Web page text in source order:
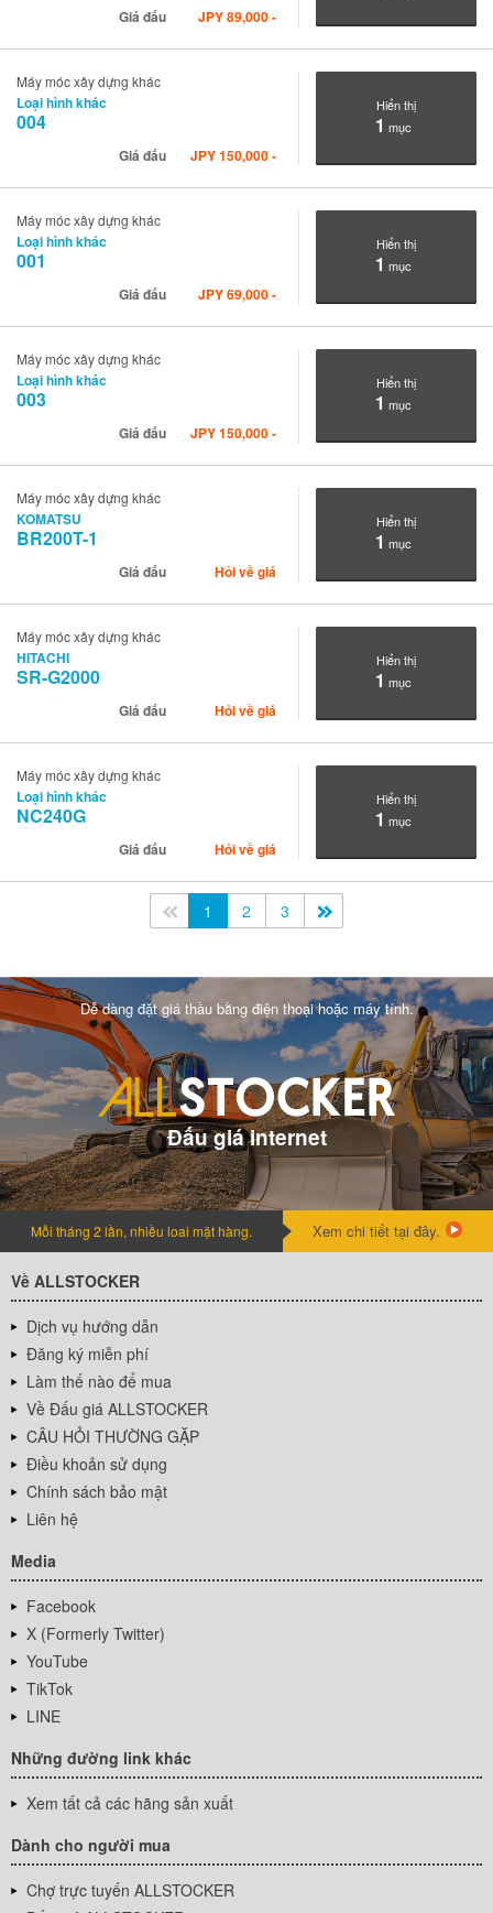
Giá đấu JPY89,000-
Máy móc xây dựng khác
Loại hình khác
004
Giá đấu JPY150,000-
Hiển thị
1 mục
Máy móc xây dựng khác
Loại hình khác
001
Giá đấu JPY69,000-
Hiển thị
1 mục
Máy móc xây dựng khác
Loại hình khác
003
Giá đấu JPY150,000-
Hiển thị
1 mục
Máy móc xây dựng khác
KOMATSU
BR200T-1
Giá đấu Hỏi về giá
Hiển thị
1 mục
Máy móc xây dựng khác
HITACHI
SR-G2000
Giá đấu Hỏi về giá
Hiển thị
1 mục
Máy móc xây dựng khác
Loại hình khác
NC240G
Giá đấu Hỏi về giá
Hiển thị
1 mục
<<1 2 3
Dễ dàng đặt giá thầu bằng điện thoại hoặc máy tính.
Đấu giá internet
Mỗi tháng 2 lần, nhiều loai mặt hàng. Xem chi tiết tại đây.
Về ALLSTOCKER
Dịch vụ hướng dẫn
Đăng ký miễn phí
Làm thế nào để mua
Về Đấu giá ALLSTOCKER
CÂU HỎI THƯỜNG GẶP
Điều khoản sử dụng
Chính sách bảo mật
Liên hệ
Media
Facebook
X (Formerly Twitter)
YouTube
TikTok
LINE
Những đường link khác
Xem tất cả các hãng sản xuất
Dành cho người mua
Chợ trực tuyến ALLSTOCKER